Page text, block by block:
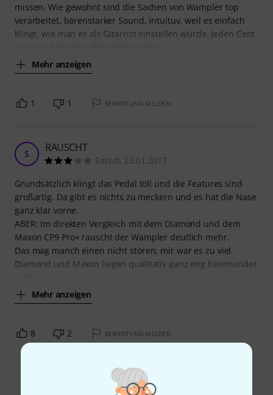
missen. Wie gewohnt sind die Sachen von Wampler top
verarbeitet, bärenstarker Sound, intuituv, weil es einfach
klingt, wie man es als Gitarrist einstellen würde. Jeden Cent
Mehr anzeigen
1 1 BEWERTUNG MELDEN
S RAUSCHT
Satsch 23.01.2017
Grundsätzlich klingt das Pedal toll und die Features sind
großartig. Da gibt es nichts zu meckern und es hat die Nase
ganz klar vorne.
ABER: Im direkten Vergleich mit dem Diamond und dem
Maxon CP9 Pro+ rauscht der Wampler deutlich mehr.
Das mag manch einen nicht stören, mir war es zu viel.
Diamond und Maxon liegen qualitativ ganz eng beieinander
Mehr anzeigen
8 2 BEWERTUNG MELDEN
Alle Bewertungen lesen